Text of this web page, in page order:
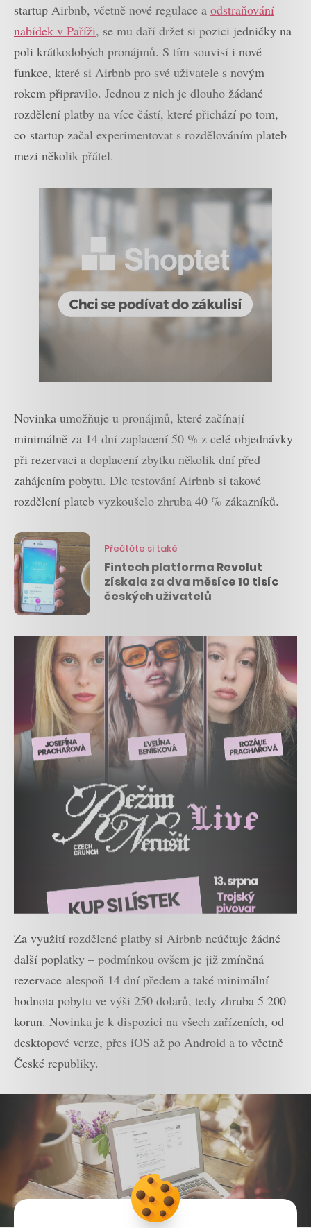
startup Airbnb, včetně nové regulace a odstraňování
nabídek v Paříži, se mu daří držet si pozici jedničky na
poli krátkodobých pronájmů. S tím souvisí i nové
funkce, které si Airbnb pro své uživatele s novým
rokem připravilo. Jednou z nich je dlouho žádané
rozdělení platby na více částí, které přichází po tom,
co startup začal experimentovat s rozdělováním plateb
mezi několik přátel.
Novinka umožňuje u pronájmů, které začínají
minimálně za 14 dní zaplacení 50 % z celé objednávky
při rezervaci a doplacení zbytku několik dní před
zahájením pobytu. Dle testování Airbnb si takové
rozdělení plateb vyzkoušelo zhruba 40 % zákazníků.
Přečtěte si také
Fintech platforma Revolut
získala za dva měsíce 10 tisíc
českých uživatelů
Za využití rozdělené platby si Airbnb neúčtuje žádné
další poplatky – podmínkou ovšem je již zmíněná
rezervace alespoň 14 dní předem a také minimální
hodnota pobytu ve výši 250 dolarů, tedy zhruba 5 200
korun. Novinka je k dispozici na všech zařízeních, od
desktopové verze, přes iOS až po Android a to včetně
České republiky.